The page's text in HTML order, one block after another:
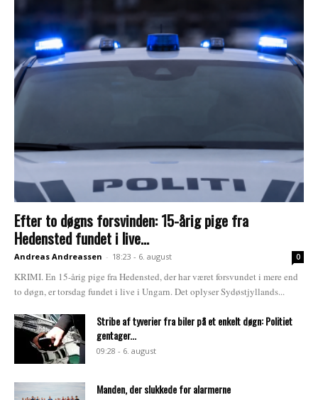
Efter to døgns forsvinden: 15-årig pige fra
Hedensted fundet i live...
Andreas Andreassen - 18:23 - 6. august 0
KRIMI. En 15-årig pige fra Hedensted, der har været forsvundet i mere end
to døgn, er torsdag fundet i live i Ungarn. Det oplyser Sydøstjyllands...
Stribe af tyverier fra biler på et enkelt døgn: Politiet
gentager...
09:28 - 6. august
Manden, der slukkede for alarmerne